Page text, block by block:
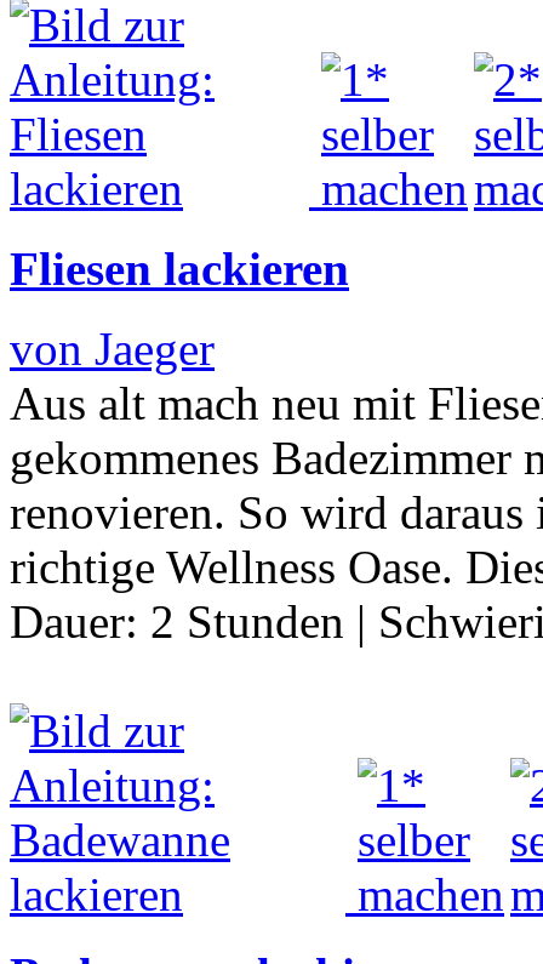
Fliesen lackieren
von Jaeger
Aus alt mach neu mit
gekommenes
renovieren. So wird
richtige Wellness Oase.
Dauer: 2 Stunden |